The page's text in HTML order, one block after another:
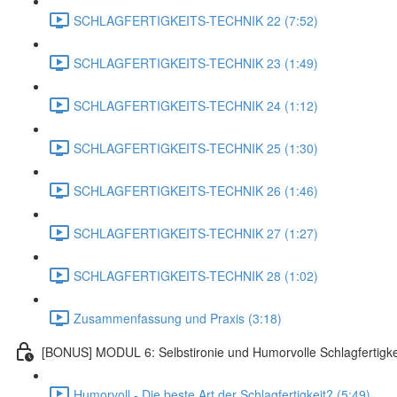
SCHLAGFERTIGKEITS-TECHNIK 22 (7:52)
SCHLAGFERTIGKEITS-TECHNIK 23 (1:49)
SCHLAGFERTIGKEITS-TECHNIK 24 (1:12)
SCHLAGFERTIGKEITS-TECHNIK 25 (1:30)
SCHLAGFERTIGKEITS-TECHNIK 26 (1:46)
SCHLAGFERTIGKEITS-TECHNIK 27 (1:27)
SCHLAGFERTIGKEITS-TECHNIK 28 (1:02)
Zusammenfassung und Praxis (3:18)
[BONUS] MODUL 6: Selbstironie und Humorvolle